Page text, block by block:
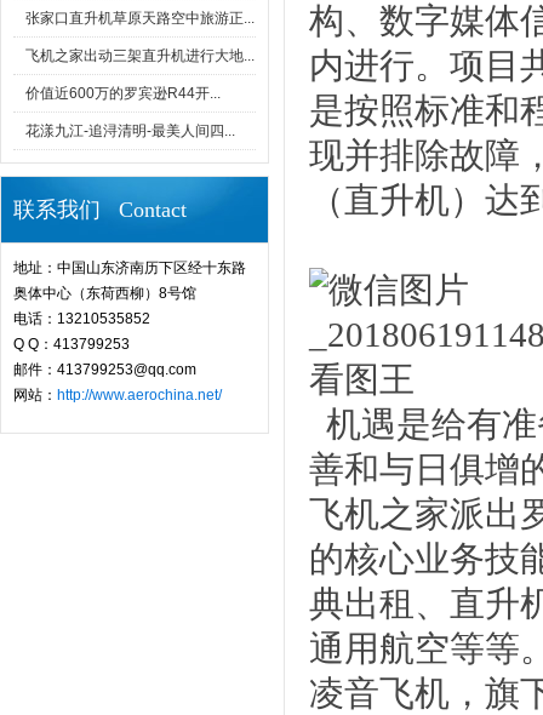
张家口直升机草原天路空中旅游正...
飞机之家出动三架直升机进行大地...
价值近600万的罗宾逊R44开...
花漾九江-追浔清明-最美人间四...
联系我们 Contact
地址：中国山东济南历下区经十东路
奥体中心（东荷西柳）8号馆
电话：13210535852
Q Q：413799253
邮件：413799253@qq.com
网站： http://www.aerochina.net/
构、数字媒体
内进行。项目
是按照标准和
现并排除故障
（直升机）
机遇是给有
善和与日俱增
飞机之家派出
的核心业务技
典出租、直升
通用航空等等
凌音飞机，旗